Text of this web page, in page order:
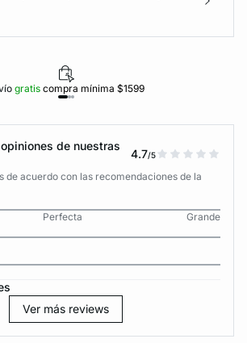
gratiscompra mínima $1599
de nuestras
4.7/5
de acuerdo con las recomendaciones de la
Perfecta
Grande
Ver más reviews